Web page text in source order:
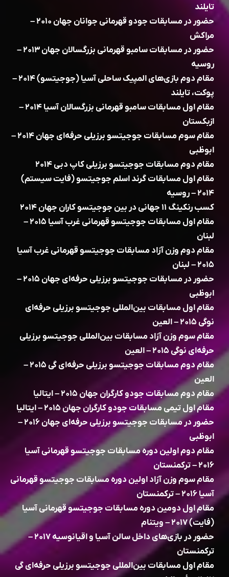
تایلند
حضور در مسابقات جودو قهرمانی جوانان جهان ۲۰۱۰ –
مراکش
حضور در مسابقات سامبو قهرمانی بزرگسالان جهان ۲۰۱۳ –
روسیه
مقام دوم بازی‌های المپیک ساحلی آسیا (جوجیتسو) ۲۰۱۴ –
پوکت، تایلند
مقام اول مسابقات سامبو قهرمانی بزرگسالان آسیا ۲۰۱۴ –
ازبکستان
مقام سوم مسابقات جوجیتسو برزیلی حرفه‌ای جهان ۲۰۱۴ –
ابوظبی
مقام دوم مسابقات جوجیتسو برزیلی کاپ دبی ۲۰۱۴
مقام اول مسابقات گرند اسلم جوجیتسو (فایت سیستم)
۲۰۱۴ – روسیه
کسب رنکینگ ۱۱ جهانی در بین جوجیتسو کاران جهان ۲۰۱۴
مقام اول مسابقات جوجیتسو قهرمانی غرب آسیا ۲۰۱۵ –
لبنان
مقام دوم وزن آزاد مسابقات جوجیتسو قهرمانی غرب آسیا
۲۰۱۵ – لبنان
حضور در مسابقات جوجیتسو برزیلی حرفه‌ای جهان ۲۰۱۵ –
ابوظبی
مقام اول مسابقات بین‌المللی جوجیتسو برزیلی حرفه‌ای
نوگی ۲۰۱۵ – العین
مقام سوم وزن آزاد مسابقات بین‌المللی جوجیتسو برزیلی
حرفه‌ای نوگی ۲۰۱۵ – العین
مقام دوم مسابقات جوجیتسو برزیلی حرفه‌ای گی ۲۰۱۵ –
العین
مقام دوم مسابقات جودو کارگران جهان ۲۰۱۵ – ایتالیا
مقام اول تیمی مسابقات جودو کارگران جهان ۲۰۱۵ – ایتالیا
حضور در مسابقات جوجیتسو برزیلی حرفه‌ای جهان ۲۰۱۶ –
ابوظبی
مقام دوم اولین دوره مسابقات جوجیتسو قهرمانی آسیا
۲۰۱۶ – ترکمنستان
مقام سوم وزن آزاد اولین دوره مسابقات جوجیتسو قهرمانی
آسیا ۲۰۱۶ – ترکمنستان
مقام اول دومین دوره مسابقات جوجیتسو قهرمانی آسیا
(فایت) ۲۰۱۷ – ویتنام
حضور در بازی‌های داخل سالن آسیا و اقیانوسیه ۲۰۱۷ –
ترکمنستان
مقام اول مسابقات بین‌المللی جوجیتسو برزیلی حرفه‌ای گی